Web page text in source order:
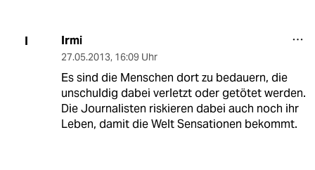
I Irmi
27.05.2013, 16:09 Uhr
Es sind die Menschen dort zu bedauern, die
unschuldig dabei verletzt oder getötet werden.
Die Journalisten riskieren dabei auch noch ihr
Leben, damit die Welt Sensationen bekommt.